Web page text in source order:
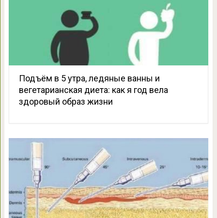
Подъём в 5 утра, ледяные ванны и
вегетарианская диета: как я год вела
здоровый образ жизни